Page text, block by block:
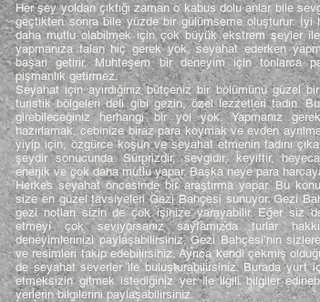
Her şey yoldan çıktığı zaman o kabus dolu anlar bile
geçtikten sonra bile yüzde bir gülümseme oluşturur. İyi
daha mutlu olabilmek için çok büyük ekstrem şeyler ile
yapmanıza falan hiç gerek yok, seyahat ederken
başarı getirir. Muhteşem bir deneyim için tonlarca
pişmanlık getirmez.
Seyahat için ayırdığınız bütçeniz bir bölümünü güzel
turistik bölgeleri deli gibi gezin, özel lezzetleri tadın.
girebileceğiniz herhangi bir yol yok. Yapmanız
hazırlamak, cebinize biraz para koymak ve evden
yiyip için, özgürce koşun ve seyahat etmenin tadını
şeydir sonucunda. Sürprizdir, sevgidir, keyiftir,
enerjik ve çok daha mutlu yapar. Başka neye para
Herkes seyahat öncesinde bir araştırma yapar. Bu
size en güzel tavsiyeleri Gezi Bahçesi sunuyor. Gezi
gezi notları sizin de çok işinize yarayabilir. Eğer siz
etmeyi çok seviyorsanız sayfamızda turlar
deneyimlerinizi paylaşabilirsiniz. Gezi Bahçesi’nin
ve resimleri takip edebilirsiniz. Ayrıca kendi çekmiş
de seyahat severler ile buluşturabilirsiniz. Burada yurt
etmeksizin gitmek istediğiniz yer ile ilgili bilgiler
yerlerin bilgilerini paylaşabilirsiniz.